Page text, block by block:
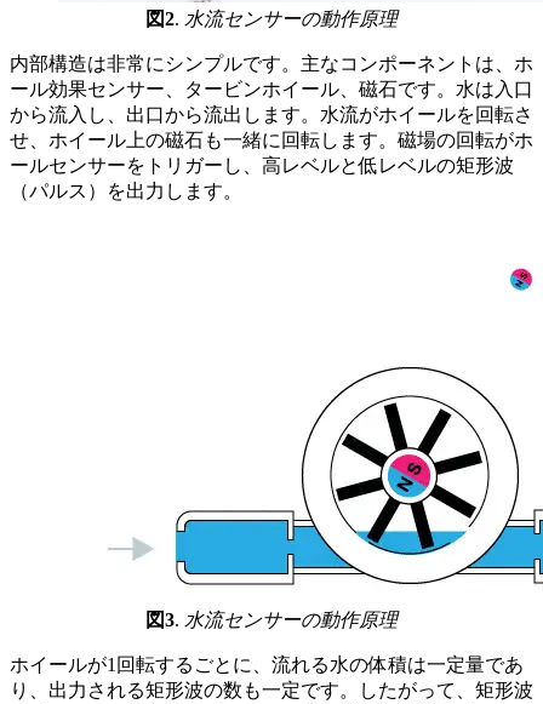
図2. 水流センサーの動作原理
内部構造は非常にシンプルです。主なコンポーネントは、ホ
ール効果センサー、タービンホイール、磁石です。水は入口
から流入し、出口から流出します。水流がホイールを回転さ
せ、ホイール上の磁石も一緒に回転します。磁場の回転がホ
ールセンサーをトリガーし、高レベルと低レベルの矩形波
（パルス）を出力します。
図3. 水流センサーの動作原理
ホイールが1回転するごとに、流れる水の体積は一定量であ
り、出力される矩形波の数も一定です。したがって、矩形波